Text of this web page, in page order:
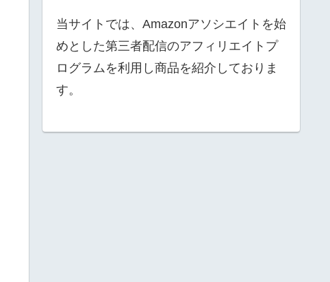
当サイトでは、Amazonアソシエイトを始
めとした第三者配信のアフィリエイトプ
ログラムを利用し商品を紹介しておりま
す。